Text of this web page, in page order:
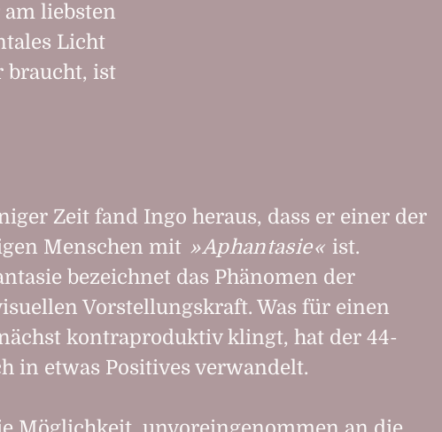
liebsten
Licht
braucht, ist
Zeit fand Ingo heraus, dass er einer der
Menschen mit
Aphantasie
ist.
bezeichnet das Phänomen der
Vorstellungskraft. Was für einen
kontraproduktiv klingt, hat der 44-
in etwas Positives verwandelt.